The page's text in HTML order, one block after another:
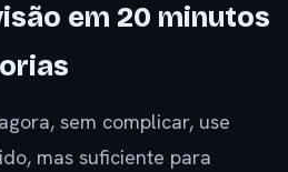
em 20 minutos
sem complicar, use
mas suficiente para